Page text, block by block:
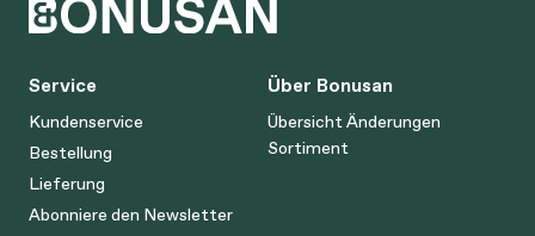
Service
Kundenservice
Bestellung
Lieferung
Abonniere den Newsletter
Über Bonusan
Übersicht Änderungen
Sortiment